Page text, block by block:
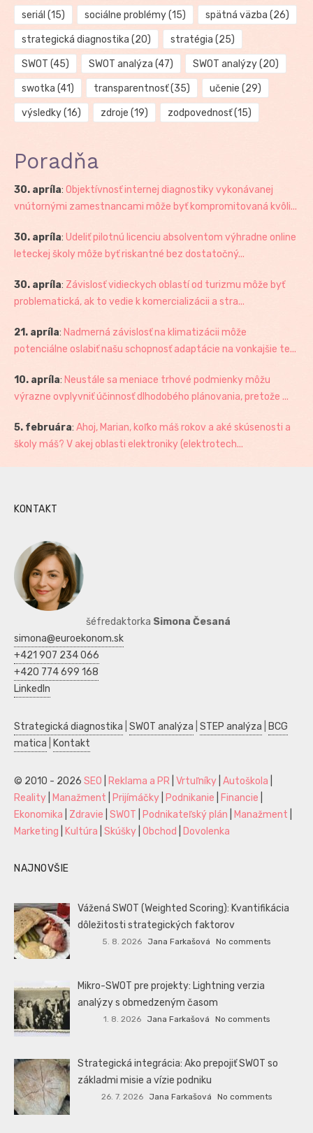
seriál (15) sociálne problémy(15) spätná väzba (26)
strategická diagnostika (20) stratégia (25)
SWOT (45) SWOT analýza (47) SWOT analýzy(20)
swotka (41) transparentnosť(35) učenie (29)
výsledky(16) zdroje (19) zodpovednosť(15)
Poradňa
30. apríla: Objektívnosť internej diagnostiky vykonávanej
vnútornými zamestnancami môže byť kompromitovaná kvôli...
30. apríla: Udeliť pilotnú licenciu absolventom výhradne online
leteckej školy môže byť riskantné bez dostatočný...
30. apríla: Závislosť vidieckych oblastí od turizmu môže byť
problematická, ak to vedie k komercializácii a stra...
21. apríla: Nadmerná závislosť na klimatizácii môže
potenciálne oslabiť našu schopnosť adaptácie na vonkajšie te...
10. apríla: Neustále sa meniace trhové podmienky môžu
výrazne ovplyvniť účinnosť dlhodobého plánovania, pretože ...
5. februára: Ahoj, Marian, koľko máš rokov a aké skúsenosti a
školy máš? V akej oblasti elektroniky (elektrotech...
KONTAKT
šéfredaktorka Simona Česaná
simona@euroekonom.sk
+421 907 234 066
+420 774 699 168
LinkedIn
Strategická diagnostika SWOT analýza STEP analýza
BCG
matica
Kontakt
© 2010 - 2026 SEO Reklama a PR Vrtuľníky Autoškola
Reality
Manažment Prijímáčky Podnikanie Financie
Ekonomika
Zdravie SWOT Podnikateľský plán Manažment
Marketing
Kultúra Skúšky Obchod Dovolenka
NAJNOVŠIE
Vážená SWOT (Weighted Scoring): Kvantifikácia
dôležitosti strategických faktorov
5. 8. 2026 Jana Farkašová No comments
Mikro-SWOT pre projekty: Lightning verzia
analýzy s obmedzeným časom
1. 8. 2026 Jana Farkašová No comments
Strategická integrácia: Ako prepojiť SWOT so
základmi misie a vízie podniku
26. 7. 2026 Jana Farkašová No comments